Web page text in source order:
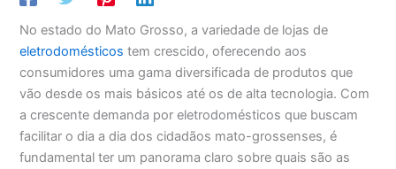
No estado do Mato Grosso, a variedade de lojas de
eletrodomésticos tem crescido, oferecendo aos
consumidores uma gama diversificada de produtos que
vão desde os mais básicos até os de alta tecnologia. Com
a crescente demanda por eletrodomésticos que buscam
facilitar o dia a dia dos cidadãos mato-grossenses, é
fundamental ter um panorama claro sobre quais são as